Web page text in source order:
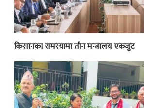
किसानका समस्यामा तीन मन्त्रालय एकजुट